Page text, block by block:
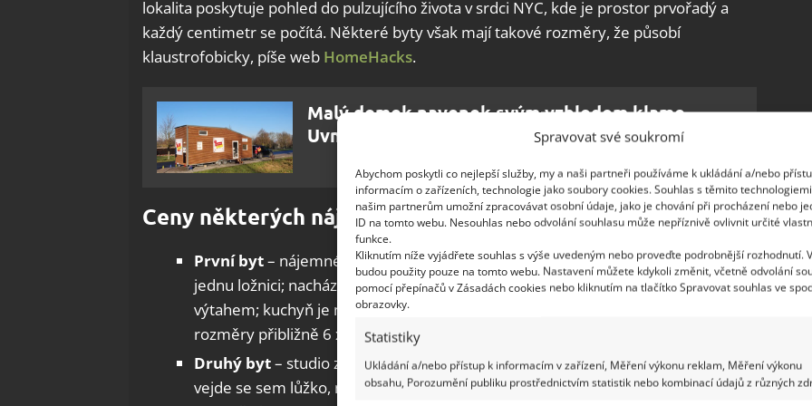
Spravovat své soukromí
Abychom poskytli co nejlepší služby, my a naši partneři používáme k ukládání a/nebo
informacím o zařízeních, technologie jako soubory cookies. Souhlas s těmito
našim partnerům umožní zpracovávat osobní údaje, jako je chování při procházení nebo
ID na tomto webu. Nesouhlas nebo odvolání souhlasu může nepříznivě ovlivnit určité
funkce.
Kliknutím níže vyjádřete souhlas s výše uvedeným nebo proveďte podrobnější rozhodnutí.
budou použity pouze na tomto webu. Nastavení můžete kdykoli změnit, včetně odvolání
pomocí přepínačů v Zásadách cookies nebo kliknutím na tlačítko Spravovat souhlas ve
obrazovky.
Statistiky
Ukládání a/nebo přístup k informacím v zařízení, Měření výkonu reklam, Měření výkonu
obsahu, Porozumění publiku prostřednictvím statistik nebo kombinací údajů z různých
lokalita poskytuje pohled do pulzujícího života v srdci NYC, kde je prostor prvořadý a
každý centimetr se počítá. Některé byty však mají takové rozměry, že působí
klaustrofobicky, píše web HomeHacks.
Malý domek navenek svým vzhledem klame.
Uvnitř však nabízí prostorný a luxusní interiér
Ceny některých nájemních bytů
První byt– nájemné činí 82 tisíc korun měsíčně; bytová jednotka má pouze
jednu ložnici; nachází se v budově s průmyslovou prádelnou na chodbě a
výtahem; kuchyň je maličká, ale přesto je v ní dřez i myčka; obývací pokoj má
rozměry přibližně 6 x 2,7 metrů, ale v jednom místě je ještě zúžený.
Druhý byt– studio za 75 tisíc korun měsíčně; byt je díky velkým oknům světlý;
vejde se sem lůžko, malý jídelní stůl a malé oddychové posezení; vzhledem k